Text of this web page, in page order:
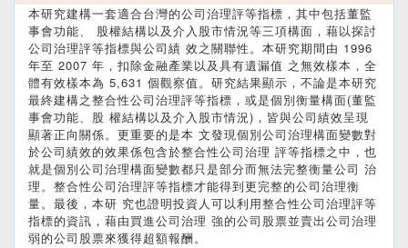
本研究建構一套適合台灣的公司治理評等指標，其中包括董監
事會功能、 股權結構以及介入股市情況等三項構面，藉以探討
公司治理評等指標與公司績 效之關聯性。本研究期間由 1996
年至 2007 年，扣除金融產業以及具有遺漏值 之無效樣本，全
體有效樣本為 5,631 個觀察值。研究結果顯示，不論是本研究
最終建構之整合性公司治理評等指標，或是個別衡量構面(董監
事會功能、股 權結構以及介入股市情況)，皆與公司績效呈現
顯著正向關係。更重要的是本 文發現個別公司治理構面變數對
於公司績效的效果係包含於整合性公司治理 評等指標之中，也
就是個別公司治理構面變數都只是部分而無法完整衡量公司 治
理。整合性公司治理評等指標才能得到更完整的公司治理衡
量。最後，本研 究也證明投資人可以利用整合性公司治理評等
指標的資訊，藉由買進公司治理 強的公司股票並賣出公司治理
弱的公司股票來獲得超額報酬。